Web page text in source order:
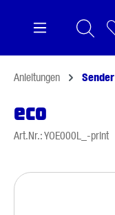
Anleitungen Sender
eco
Art.Nr.: YOE000L_-print
Bildergalerie überspringen